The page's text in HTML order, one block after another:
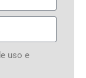
uso e